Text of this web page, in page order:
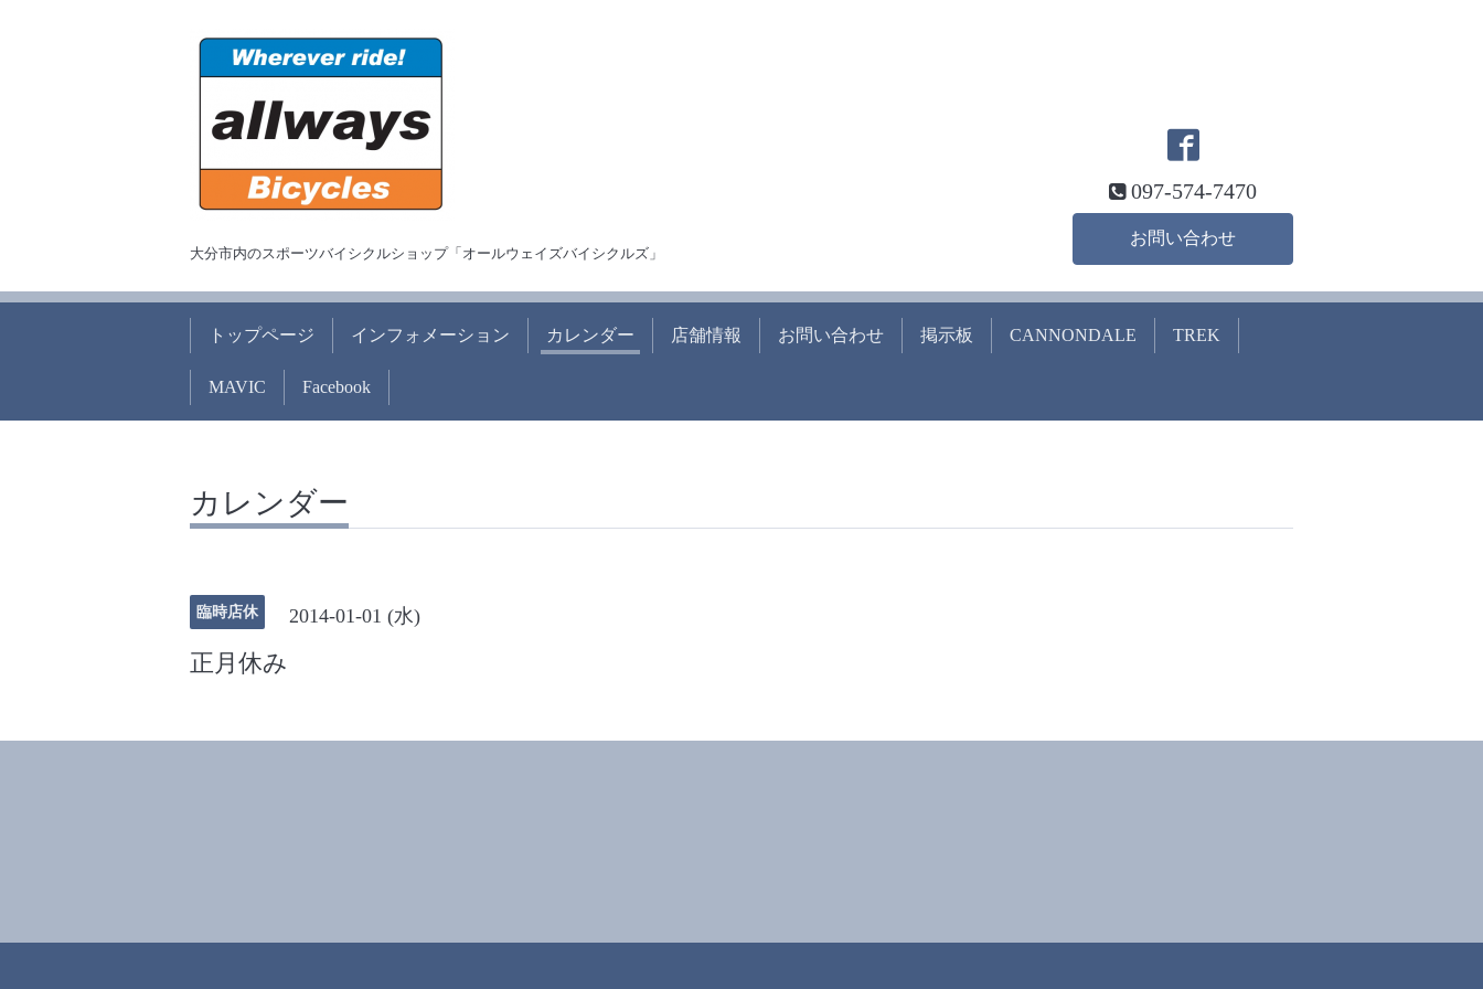
大分市内のスポーツバイシクルショップ「オールウェイズバイシクルズ」
097-574-7470
お問い合わせ
トップページ インフォメーション カレンダー 店舗情報 お問い合わせ 掲示板 CANNONDALE TREK
MAVIC Facebook
カレンダー
臨時店休 2014-01-01 (水)
正月休み